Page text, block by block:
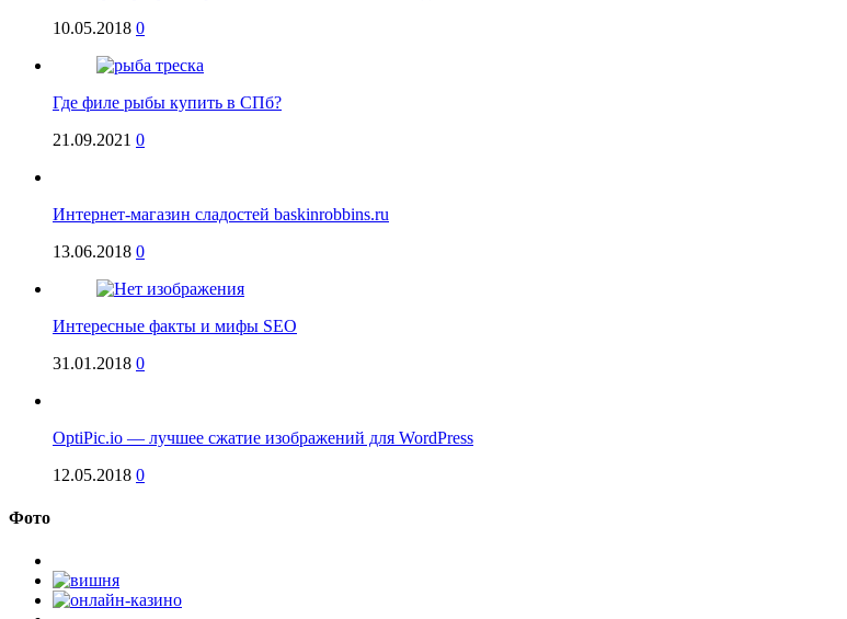
10.05.2018 0
Где филе рыбы купить в СПб?
21.09.2021 0
Интернет-магазин сладостей baskinrobbins.ru
13.06.2018 0
Интересные факты и мифы SEO
31.01.2018 0
OptiPic.io — лучшее сжатие изображений для WordPress
12.05.2018 0
Фото